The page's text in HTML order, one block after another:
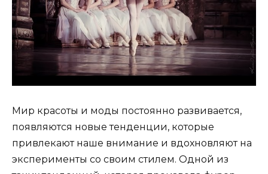
Мир красоты и моды постоянно развивается,
появляются новые тенденции, которые
привлекают наше внимание и вдохновляют на
эксперименты со своим стилем. Одной из